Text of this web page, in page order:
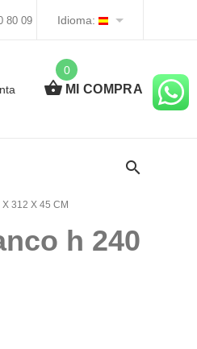
80 09 Idioma:
0
MI COMPRA
312 X 45 CM
h 240